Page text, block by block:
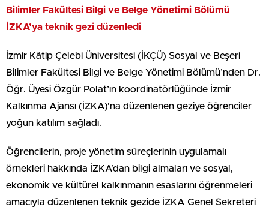
Bilimler Fakültesi Bilgi ve Belge Yönetimi Bölümü
İZKA’ya teknik gezi düzenledi
İzmir Kâtip Çelebi Üniversitesi (İKÇÜ) Sosyal ve Beşeri
Bilimler Fakültesi Bilgi ve Belge Yönetimi Bölümü’nden Dr.
Öğr. Üyesi Özgür Polat’ın koordinatörlüğünde İzmir
Kalkınma Ajansı (İZKA)’na düzenlenen geziye öğrenciler
yoğun katılım sağladı.
Öğrencilerin, proje yönetim süreçlerinin uygulamalı
örnekleri hakkında İZKA’dan bilgi almaları ve sosyal,
ekonomik ve kültürel kalkınmanın esaslarını öğrenmeleri
amacıyla düzenlenen teknik gezide İZKA Genel Sekreteri